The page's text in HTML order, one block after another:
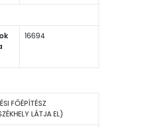
16694
FŐÉPÍTÉSZ
LÁTJA EL)